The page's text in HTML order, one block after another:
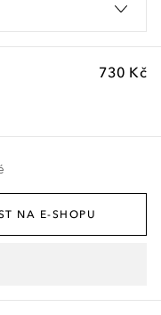
730 Kč
NA E-SHOPU